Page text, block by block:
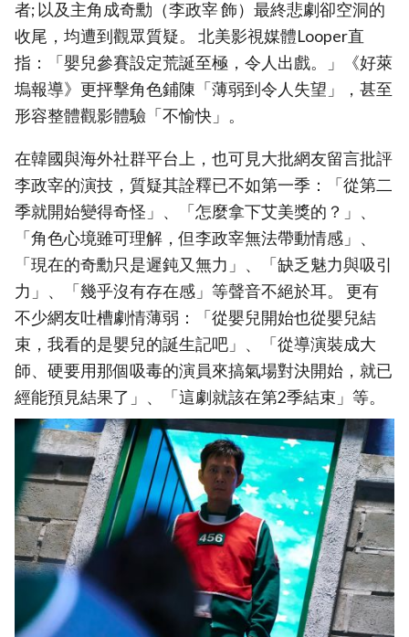
者; 以及主角成奇勳（李政宰 飾）最終悲劇卻空洞的
收尾，均遭到觀眾質疑。 北美影視媒體Looper直
指：「嬰兒參賽設定荒誕至極，令人出戲。」《好萊
塢報導》更抨擊角色鋪陳「薄弱到令人失望」，甚至
形容整體觀影體驗「不愉快」。
在韓國與海外社群平台上，也可見大批網友留言批評
李政宰的演技，質疑其詮釋已不如第一季：「從第二
季就開始變得奇怪」、「怎麼拿下艾美獎的？」、
「角色心境雖可理解，但李政宰無法帶動情感」、
「現在的奇勳只是遲鈍又無力」、「缺乏魅力與吸引
力」、「幾乎沒有存在感」等聲音不絕於耳。 更有
不少網友吐槽劇情薄弱：「從嬰兒開始也從嬰兒結
束，我看的是嬰兒的誕生記吧」、「從導演裝成大
師、硬要用那個吸毒的演員來搞氣場對決開始，就已
經能預見結果了」、「這劇就該在第2季結束」等。